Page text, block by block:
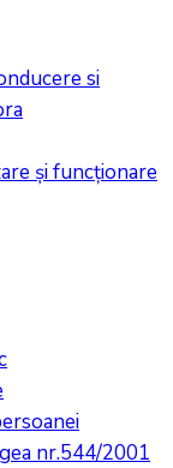
si
și funcționare
nr.544/2001